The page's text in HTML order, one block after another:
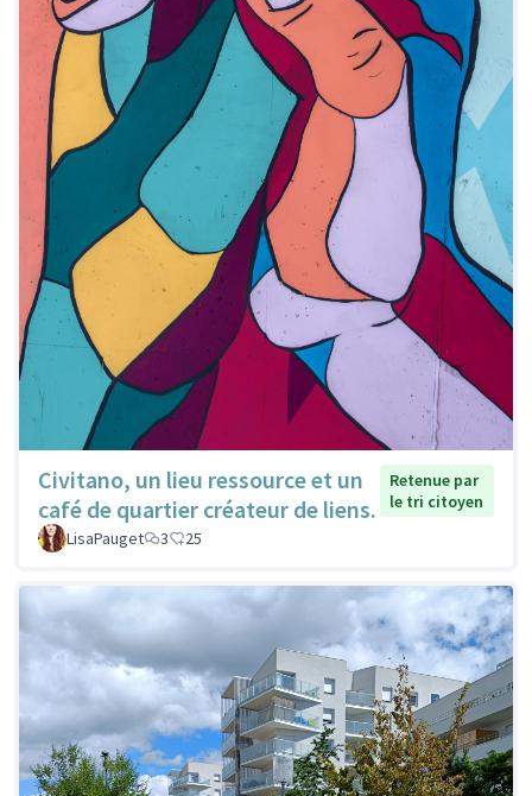
Civitano, un lieu ressource et un
café de quartier créateur de liens.
Retenue par
le tri citoyen
LisaPauget
3 25